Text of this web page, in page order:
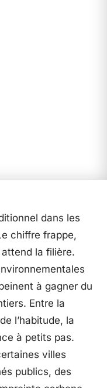
dans les
chiffre frappe,
la filière.
à gagner du
Entre la
l’habitude, la
à petits pas.
villes
publics, des